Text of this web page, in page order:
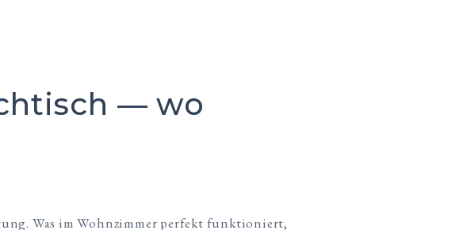
— wo
Was im Wohnzimmer perfekt funktioniert,